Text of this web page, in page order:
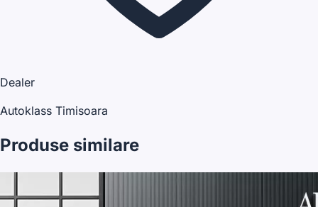
Dealer
Autoklass Timisoara
Produse similare